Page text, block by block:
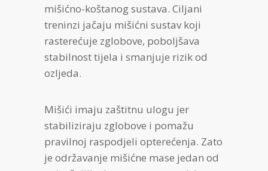
mišićno-koštanog sustava. Ciljani
treninzi jačaju mišićni sustav koji
rasterećuje zglobove, poboljšava
stabilnost tijela i smanjuje rizik od
ozljeda.
Mišići imaju zaštitnu ulogu jer
stabiliziraju zglobove i pomažu
pravilnoj raspodjeli opterećenja. Zato
je održavanje mišićne mase jedan od